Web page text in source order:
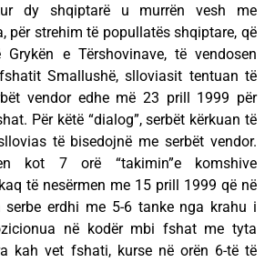
dy shqiptarë u murrën vesh me
për strehim të popullatës shqiptare, që
e Tërshovinave, të vendosen
Smallushë, slloviasit tentuan të
vendor edhe më 23 prill 1999 për
Për këtë “dialog”, serbët kërkuan të
të bisedojnë me serbët vendor.
kot 7 orë “takimin”e komshive
të nesërmen me 15 prill 1999 që në
serbe erdhi me 5-6 tanke nga krahu i
në kodër mbi fshat me tyta
kah vet fshati, kurse në orën 6-të të